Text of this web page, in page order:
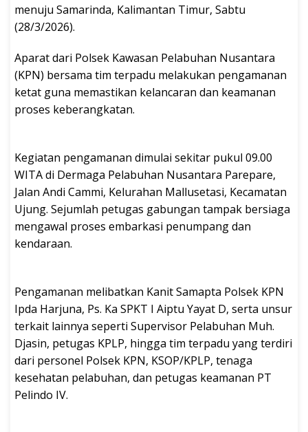
menuju Samarinda, Kalimantan Timur, Sabtu
(28/3/2026).
Aparat dari Polsek Kawasan Pelabuhan Nusantara
(KPN) bersama tim terpadu melakukan pengamanan
ketat guna memastikan kelancaran dan keamanan
proses keberangkatan.
Kegiatan pengamanan dimulai sekitar pukul 09.00
WITA di Dermaga Pelabuhan Nusantara Parepare,
Jalan Andi Cammi, Kelurahan Mallusetasi, Kecamatan
Ujung. Sejumlah petugas gabungan tampak bersiaga
mengawal proses embarkasi penumpang dan
kendaraan.
Pengamanan melibatkan Kanit Samapta Polsek KPN
Ipda Harjuna, Ps. Ka SPKT I Aiptu Yayat D, serta unsur
terkait lainnya seperti Supervisor Pelabuhan Muh.
Djasin, petugas KPLP, hingga tim terpadu yang terdiri
dari personel Polsek KPN, KSOP/KPLP, tenaga
kesehatan pelabuhan, dan petugas keamanan PT
Pelindo IV.